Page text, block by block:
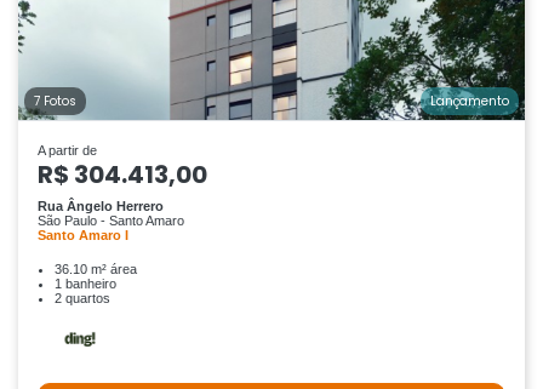
7 Fotos Lançamento
A partir de
R$ 304.413,00
Rua Ângelo Herrero
São Paulo - Santo Amaro
Santo Amaro I
36.10 m² área
1 banheiro
2 quartos